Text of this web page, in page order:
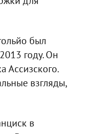
был
году. Он
Ассизского.
взгляды,
в